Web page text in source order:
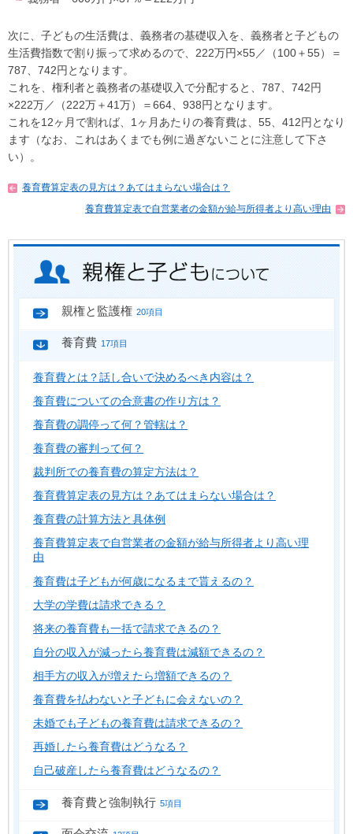
次に、子どもの生活費は、義務者の基礎収入を、義務者と子どもの
生活費指数で割り振って求めるので、222万円×55／（100＋55）＝
787、742円となります。
これを、権利者と義務者の基礎収入で分配すると、787、742円
×222万／（222万＋41万）＝664、938円となります。
これを12ヶ月で割れば、1ヶ月あたりの養育費は、55、412円となり
ます（なお、これはあくまでも例に過ぎないことに注意して下さ
い）。
養育費算定表の見方は？あてはまらない場合は？
養育費算定表で自営業者の金額が給与所得者より高い理由
親権と監護権 20項目
養育費 17項目
養育費とは？話し合いで決めるべき内容は？
養育費についての合意書の作り方は？
養育費の調停って何？管轄は？
養育費の審判って何？
裁判所での養育費の算定方法は？
養育費算定表の見方は？あてはまらない場合は？
養育費の計算方法と具体例
養育費算定表で自営業者の金額が給与所得者より高い理
由
養育費は子どもが何歳になるまで貰えるの？
大学の学費は請求できる？
将来の養育費も一括で請求できるの？
自分の収入が減ったら養育費は減額できるの？
相手方の収入が増えたら増額できるの？
養育費を払わないと子どもに会えないの？
未婚でも子どもの養育費は請求できるの？
再婚したら養育費はどうなる？
自己破産したら養育費はどうなるの？
養育費と強制執行 5項目